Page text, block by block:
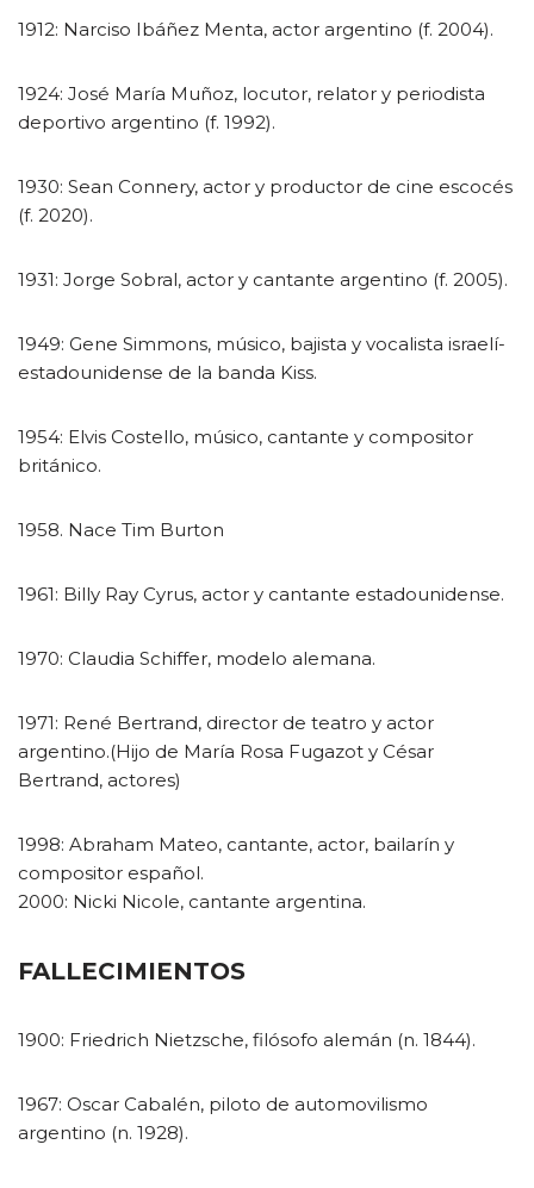
1912: Narciso Ibáñez Menta, actor argentino (f. 2004).
1924: José María Muñoz, locutor, relator y periodista
deportivo argentino (f. 1992).
1930: Sean Connery, actor y productor de cine escocés
(f. 2020).
1931: Jorge Sobral, actor y cantante argentino (f. 2005).
1949: Gene Simmons, músico, bajista y vocalista israelí-
estadounidense de la banda Kiss.
1954: Elvis Costello, músico, cantante y compositor
británico.
1958. Nace Tim Burton
1961: Billy Ray Cyrus, actor y cantante estadounidense.
1970: Claudia Schiffer, modelo alemana.
1971: René Bertrand, director de teatro y actor
argentino.(Hijo de María Rosa Fugazot y César
Bertrand, actores)
1998: Abraham Mateo, cantante, actor, bailarín y
compositor español.
2000: Nicki Nicole, cantante argentina.
FALLECIMIENTOS
1900: Friedrich Nietzsche, filósofo alemán (n. 1844).
1967: Oscar Cabalén, piloto de automovilismo
argentino (n. 1928).